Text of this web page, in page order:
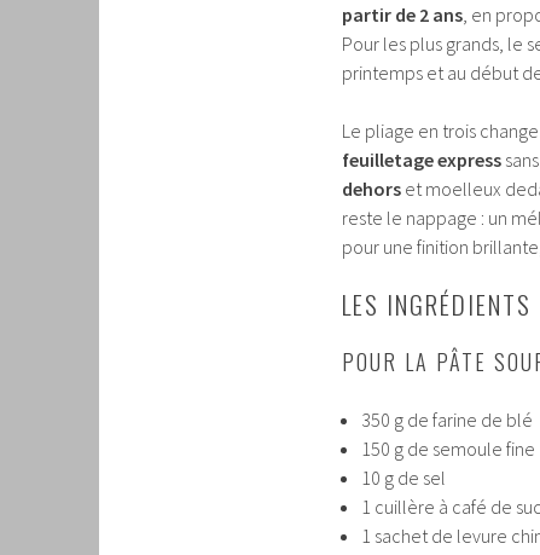
partir de 2 ans , en
Pour les plus grands, le
printemps et au début
Le pliage en trois
feuilletage express
dehors et moelleux
reste le nappage : un
pour une finition
LES INGRÉDIENTS
POUR LA PÂTE
350 g de farine de blé
150 g de semoule fine
10 g de sel
1 cuillère à café de
1 sachet de levure